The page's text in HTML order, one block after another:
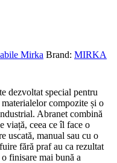
Mirka Brand: MIRKA
dezvoltat special pentru
compozite și o
Abranet combină
viață, ceea ce îl face o
uscată, manual sau cu o
fără praf au ca rezultat
finisare mai bună a